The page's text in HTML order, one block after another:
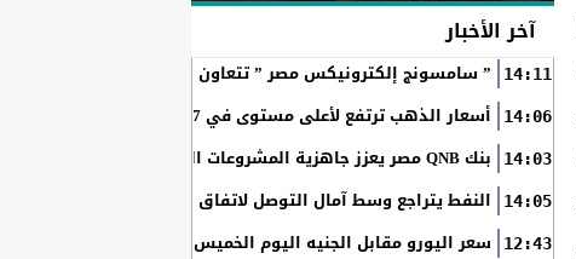
آخر الأخبار
14:11 ” سامسونج إلكترونيكس مصر ” تتعاون مع ويجز وLege-Cy في أحدث حملاتها للترويج لسلسلة Galaxy...
14:06 أسعار الذهب ترتفع لأعلى مستوى في 7 أسابيع بدعم آمال فتح مضيق هرمز
14:03 بنك QNB مصر يعزز جاهزية المشروعات الصغيرة والمتوسطة للنمو والتوسع من خلال برنامج أبطال المشروعات الصغيرة...
14:05 النفط يتراجع وسط آمال التوصل لاتفاق بين أمريكا وإيران
12:43 سعر اليورو مقابل الجنيه اليوم الخميس في البنوك المصرية